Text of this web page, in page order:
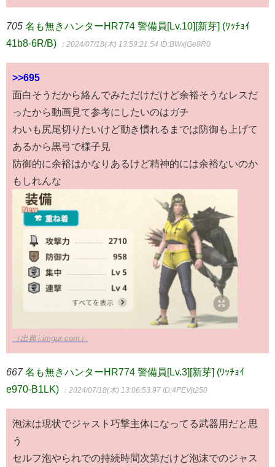
705 名も無きハンターHR774 警備員[Lv.10][新芽] (ﾜｯﾁｮｲ
41b8-6R/B)
：2024/07/18(木) 13:59:21.54 ID:BWxjGe8R0
>>695
面白そうだから絡んでみただけだけど余裕そうなレスだ
ったから動画見て参考にしたいのはガチ
わいも尻尾切りたいけど動き慣れるまでは防御も上げて
あるから黒弓で様子見
防御的に余裕はかなりあるけど精神的には余裕ないのか
もしれんな
（出典 i.imgur.com）
667 名も無きハンターHR774 警備員[Lv.3][新芽] (ﾜｯﾁｮｲ
e970-B1LK)
：2024/07/18(木) 13:06:53.97 ID:4PEVjt250
泡沫は現状でジャスト巧撃主体になってる武器用だと思
う
セルフ泡やられでの持続時間次第だけど泡沫でのジャス